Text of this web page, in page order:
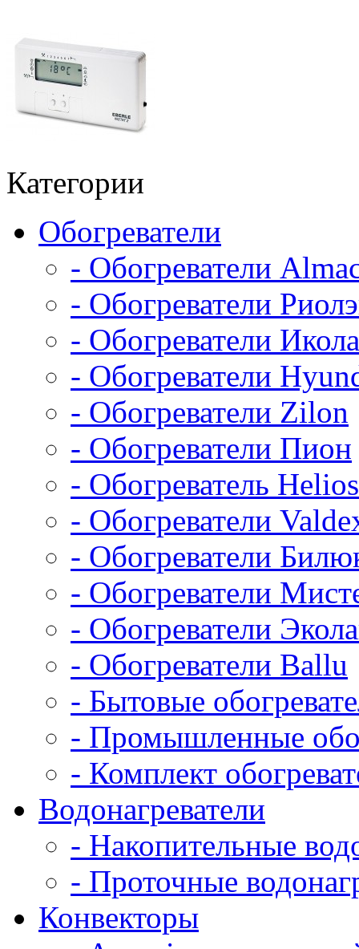
Категории
Обогреватели
- Обогреватели
- Обогреватели
- Обогреватели
- Обогреватели
- Обогреватели Zilon
- Обогреватели Пион
- Обогреватель
- Обогреватели
- Обогреватели
- Обогреватели
- Обогреватели
- Обогреватели Ballu
- Бытовые
- Промышленные
- Комплект
Водонагреватели
- Накопительные
- Проточные
Конвекторы